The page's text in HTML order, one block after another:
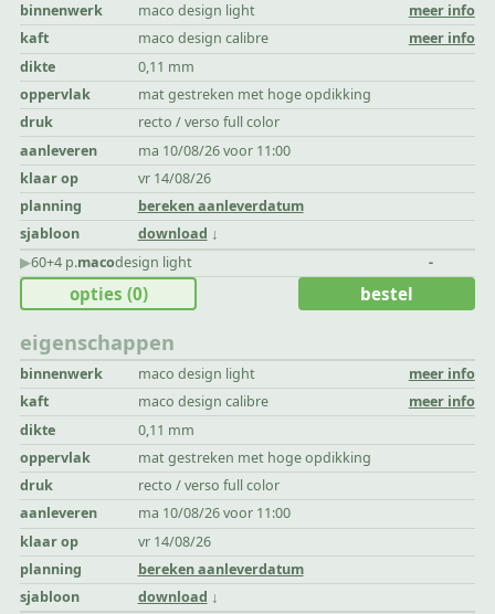
binnenwerk maco design light
meer info
kaft
maco design calibre
meer info
dikte
0,11 mm
oppervlak
mat gestreken met hoge opdikking
druk
recto / verso full color
aanleveren
ma 10/08/26 voor 11:00
klaar op
vr 14/08/26
planning
bereken aanleverdatum
sjabloon
download
▶︎60+4 p.macodesign light -
eigenschappen
binnenwerk maco design light
meer info
kaft
maco design calibre
meer info
dikte
0,11 mm
oppervlak
mat gestreken met hoge opdikking
druk
recto / verso full color
aanleveren
ma 10/08/26 voor 11:00
klaar op
vr 14/08/26
planning
bereken aanleverdatum
sjabloon
download
opties (0) bestel